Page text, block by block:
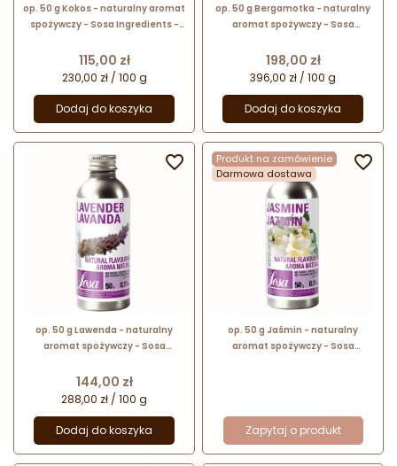
op. 50 g Kokos - naturalny aromat
spożywczy - Sosa Ingredients -
bazie gliceryny
Cena
115,00 zł
230,00 zł / 100 g
Dodaj do koszyka
op. 50 g Bergamotka - naturalny
aromat spożywczy - Sosa
koncentratu na bazie gliceryny
Cena
198,00 zł
396,00 zł / 100 g
Dodaj do koszyka
op. 50 g Lawenda - naturalny
aromat spożywczy - Sosa
koncentratu na bazie gliceryny
Cena
144,00 zł
288,00 zł / 100 g
Dodaj do koszyka

Produkt na zamówienie
Darmowa dostawa
op. 50 g Jaśmin - naturalny
aromat spożywczy - Sosa
Zapytaj o produkt
